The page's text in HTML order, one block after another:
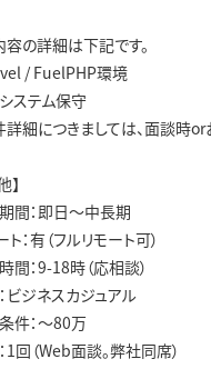
の詳細は下記です。
/ FuelPHP環境
ステム保守
細につきましては、面談時or
】
間：即日～中長期
ト：有（フルリモート可）
間：9-18時（応相談）
ビジネスカジュアル
件：～80万
1回（Web面談。弊社同席）